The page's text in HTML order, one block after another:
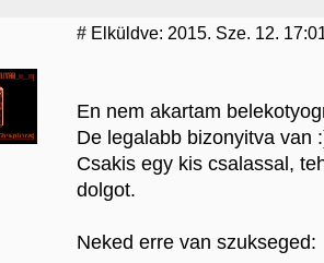
# Elküldve: 2015. Sze. 12.
En nem akartam
De legalabb bizonyitva van
Csakis egy kis csalassal,
dolgot.
Neked erre van szukseged: